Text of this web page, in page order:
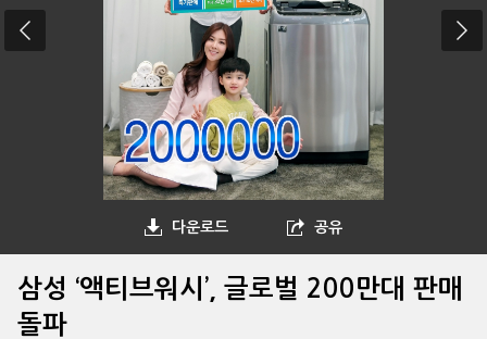
다운로드 공유
삼성 ‘액티브워시’, 글로벌 200만대 판매
돌파